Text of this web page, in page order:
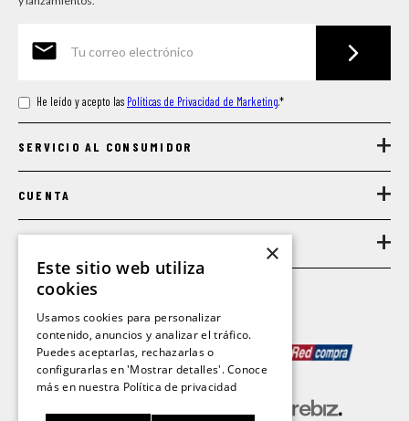
He leído y acepto las Políticas de Privacidad de Marketing.*
SERVICIO AL CONSUMIDOR +
CUENTA +
+
MEDIOS DE PAGO
×
Este sitio web utiliza
cookies
Usamos cookies para personalizar
contenido, anuncios y analizar el tráfico.
Puedes aceptarlas, rechazarlas o
configurarlas en 'Mostrar detalles'. Conoce
más en nuestra Política de privacidad